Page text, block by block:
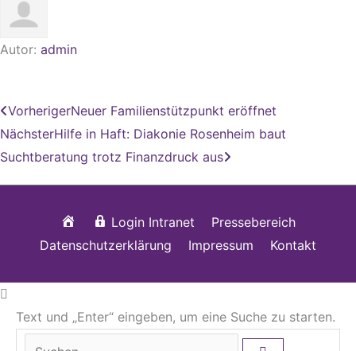
Autor: admin
Zurück
VorherigerNeuer Familienstützpunkt eröffnet
NächsterHilfe in Haft: Diakonie Rosenheim baut
Suchtberatung trotz Finanzdruck aus
Nächster
StartseiteLogin Intranet
Pressebereich
Datenschutzerklärung
Impressum Kontakt
Text und „Enter“ eingeben, um eine Suche zu starten.